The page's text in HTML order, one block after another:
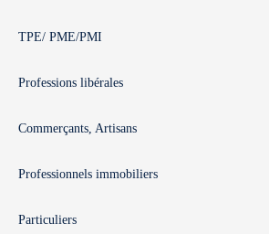
TPE/ PME/PMI
Professions libérales
Commerçants, Artisans
Professionnels immobiliers
Particuliers